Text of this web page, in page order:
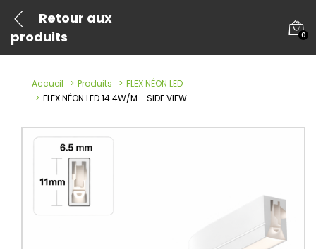
Retour aux
produits
0
Accueil Produits
FLEX NÉON LED
FLEX NÉON LED 14.4W/M - SIDE VIEW